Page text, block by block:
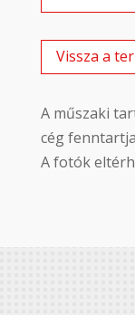
Vissza a
A műszaki
cég
A fotók